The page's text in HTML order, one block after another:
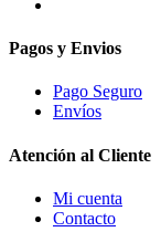
Pagos y Envios
Pago Seguro
Envíos
Atención al Cliente
Mi cuenta
Contacto